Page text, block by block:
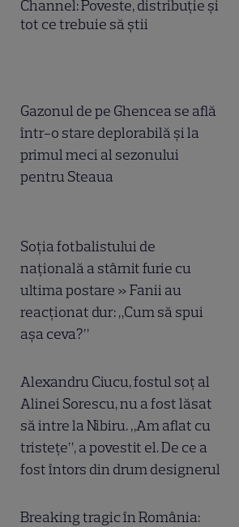
Channel: Poveste, distribuție și
tot ce trebuie să știi
Gazonul de pe Ghencea se află
într-o stare deplorabilă și la
primul meci al sezonului
pentru Steaua
Soția fotbalistului de
națională a stârnit furie cu
ultima postare » Fanii au
reacționat dur: „Cum să spui
așa ceva?”
Alexandru Ciucu, fostul soț al
Alinei Sorescu, nu a fost lăsat
să intre la Nibiru. „Am aflat cu
tristețe”, a povestit el. De ce a
fost întors din drum designerul
Breaking tragic în România: